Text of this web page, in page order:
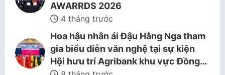
AWARRDS 2026
4 tháng trước
Hoa hậu nhân ái Đậu Hằng Nga tham
gia biểu diễn văn nghệ tại sự kiện
Hội hưu trí Agribank khu vực Đồng…